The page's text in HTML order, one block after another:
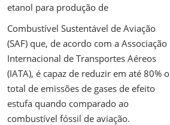
etanol para produção de
Combustível Sustentável de Aviação
(SAF) que, de acordo com a Associação
Internacional de Transportes Aéreos
(IATA), é capaz de reduzir em até 80% o
total de emissões de gases de efeito
estufa quando comparado ao
combustível fóssil de aviação.